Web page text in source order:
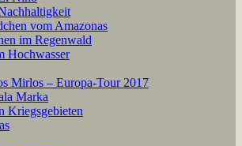
vom Amazonas
im Regenwald
Hochwasser
Mirlos – Europa-Tour 2017
Marka
Kriegsgebieten